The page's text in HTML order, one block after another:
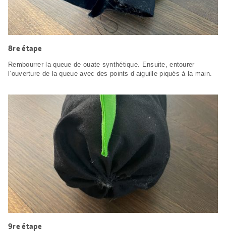
8re étape
Rembourrer la queue de ouate synthétique. Ensuite, entourer
l’ouverture de la queue avec des points d’aiguille piqués à la main.
9re étape